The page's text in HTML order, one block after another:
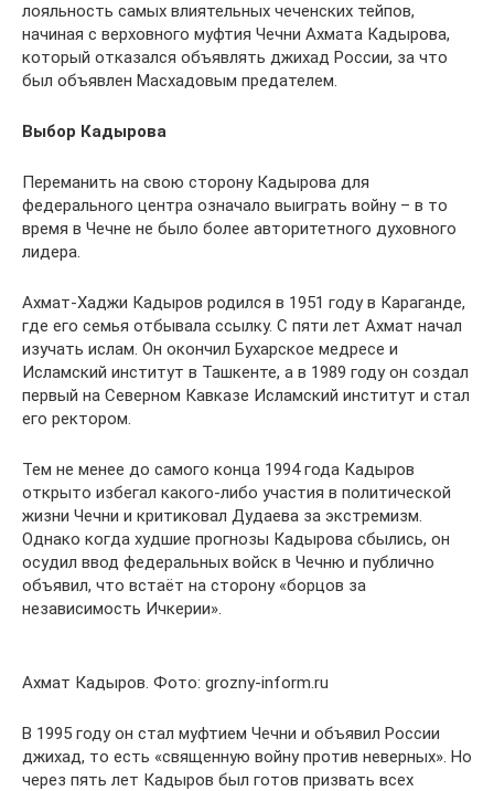
лояльность самых влиятельных чеченских тейпов,
начиная с верховного муфтия Чечни Ахмата Кадырова,
который отказался объявлять джихад России, за что
был объявлен Масхадовым предателем.
Выбор Кадырова
Переманить на свою сторону Кадырова для
федерального центра означало выиграть войну – в то
время в Чечне не было более авторитетного духовного
лидера.
Ахмат-Хаджи Кадыров родился в 1951 году в Караганде,
где его семья отбывала ссылку. С пяти лет Ахмат начал
изучать ислам. Он окончил Бухарское медресе и
Исламский институт в Ташкенте, а в 1989 году он создал
первый на Северном Кавказе Исламский институт и стал
его ректором.
Тем не менее до самого конца 1994 года Кадыров
открыто избегал какого-либо участия в политической
жизни Чечни и критиковал Дудаева за экстремизм.
Однако когда худшие прогнозы Кадырова сбылись, он
осудил ввод федеральных войск в Чечню и публично
объявил, что встаёт на сторону «борцов за
независимость Ичкерии».
Ахмат Кадыров. Фото: grozny-inform.ru
В 1995 году он стал муфтием Чечни и объявил России
джихад, то есть «священную войну против неверных». Но
через пять лет Кадыров был готов призвать всех